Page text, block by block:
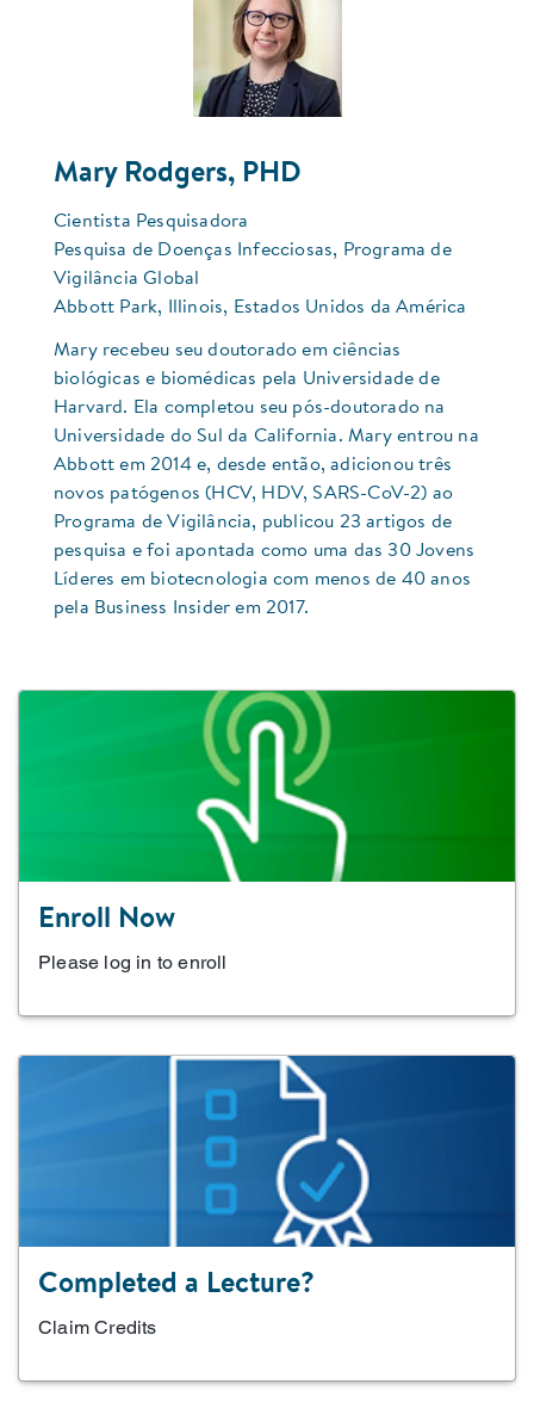
Mary Rodgers, PHD
Cientista Pesquisadora
Pesquisa de Doenças Infecciosas, Programa de
Vigilância Global
Abbott Park, Illinois, Estados Unidos da América
Mary recebeu seu doutorado em ciências
biológicas e biomédicas pela Universidade de
Harvard. Ela completou seu pós-doutorado na
Universidade do Sul da California. Mary entrou na
Abbott em 2014 e, desde então, adicionou três
novos patógenos (HCV, HDV, SARS-CoV-2) ao
Programa de Vigilância, publicou 23 artigos de
pesquisa e foi apontada como uma das 30 Jovens
Líderes em biotecnologia com menos de 40 anos
pela Business Insider em 2017.
Enroll Now
Please log in to enroll
Completed a Lecture?
Claim Credits